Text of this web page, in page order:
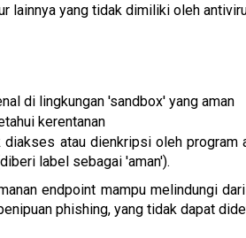
lainnya yang tidak dimiliki oleh
di lingkungan 'sandbox' yang aman
kerentanan
atau dienkripsi oleh program
label sebagai 'aman').
endpoint mampu melindungi
phishing, yang tidak dapat